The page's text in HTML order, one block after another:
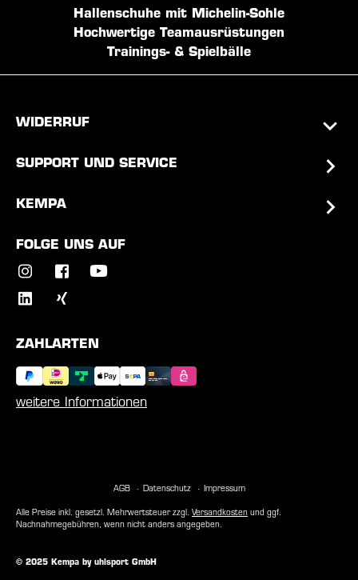
Hallenschuhe mit Michelin-Sohle
Hochwertige Teamausrüstungen
Trainings- & Spielbälle
WIDERRUF
SUPPORT UND SERVICE
KEMPA
FOLGE UNS AUF
ZAHLARTEN
weitere Informationen
AGB Datenschutz Impressum
© 2025 Kempa by uhlsport GmbH
Alle Preise inkl. gesetzl. Mehrwertsteuer zzgl. Versandkosten und ggf.
Nachnahmegebühren, wenn nicht anders angegeben.